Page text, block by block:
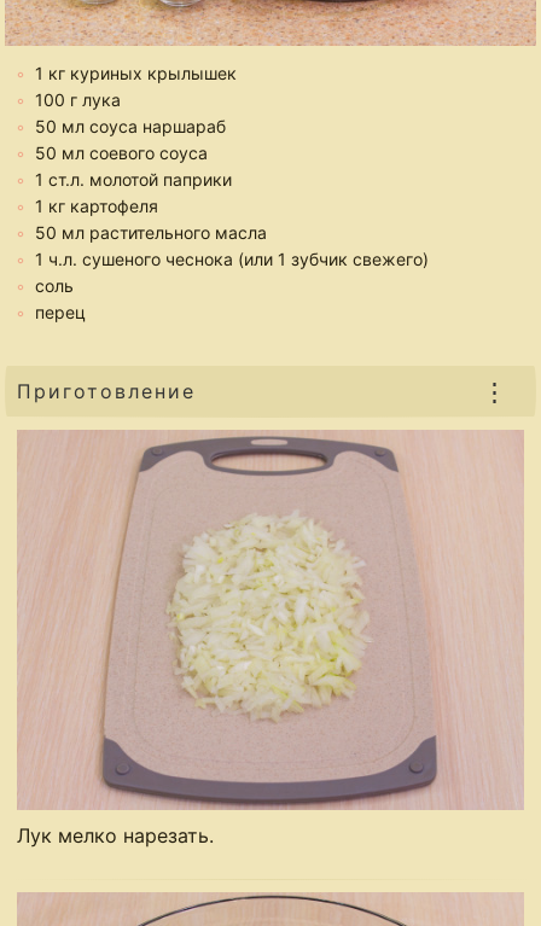
1 кг куриных крылышек
100 г лука
50 мл соуса наршараб
50 мл соевого соуса
1 ст.л. молотой паприки
1 кг картофеля
50 мл растительного масла
1 ч.л. сушеного чеснока (или 1 зубчик свежего)
соль
перец
Приготовление ⋮
Лук мелко нарезать.